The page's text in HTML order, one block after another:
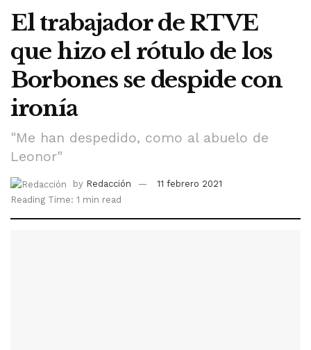
El trabajador de RTVE
que hizo el rótulo de los
Borbones se despide con
ironía
"Me han despedido, como al abuelo de
Leonor"
by Redacción
11 febrero 2021
Reading Time: 1 min read